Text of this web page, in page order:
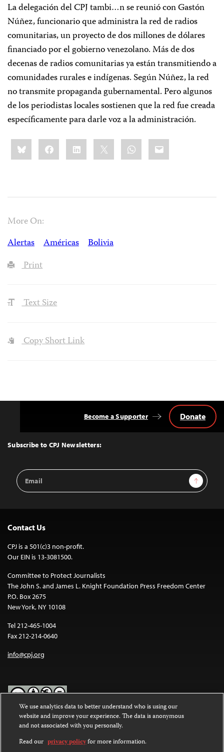
La delegación del CPJ tambi…n se reunió con Gastón
Núñez, funcionario que administra la red de radios
comunitarias, un proyecto de dos millones de dólares
financiado por el gobierno venezolano. Más de dos
decenas de radios comunitarias ya están transmitiendo a
comunidades rurales e indígenas. Según Núñez, la red
no transmite propaganda gubernamental. Pero algunos
de los periodistas locales sostienen que la red fue creada
específicamente para darle voz a la administración.
Share
this:BlueskyFacebookLinkedIn WhatsApp
Email
More On:
Alertas
Américas
Bolivia
Print
Text Size
Copy Short Link
Top
Subscribe to CPJ Newsletters:
Email
Address
Sign Up
Become a Supporter Donate
Contact Us
CPJ is a 501(c)3 non-profit.
Our EIN is 13-3081500.
Committee to Protect Journalists
The John S. and James L. Knight Foundation Press Freedom Center
P.O. Box 2675
New York, NY 10108
Tel 212-465-1004
Fax 212-214-0640
info@cpj.org
Except where noted, text on this website is licensed under a
Commons Attribution-NonCommercial-NoDerivatives 4.0
International License.
We use analytics data to better understand who is using our
website and improve your experience. The data is anonymous
and not associated with you personally.
Read our privacy policyfor more information.